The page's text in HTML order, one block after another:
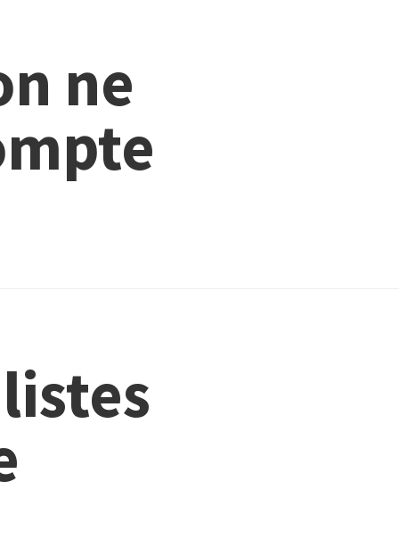
ne